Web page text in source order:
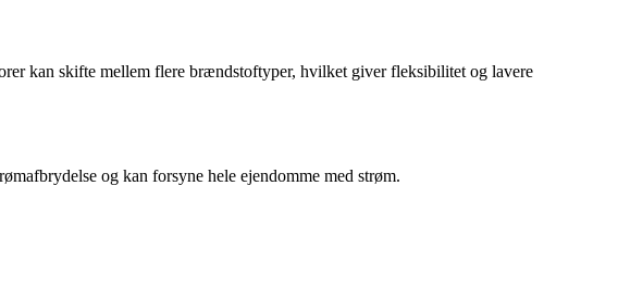
kan skifte mellem flere brændstoftyper, hvilket giver fleksibilitet og lavere
og kan forsyne hele ejendomme med strøm.